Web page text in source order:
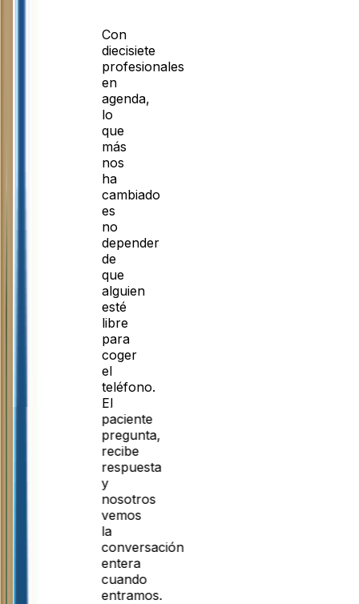
Con
diecisiete
profesionales
en
agenda,
lo
que
más
nos
ha
cambiado
es
no
depender
de
que
alguien
esté
libre
para
coger
el
teléfono.
El
paciente
pregunta,
recibe
respuesta
y
nosotros
vemos
la
conversación
entera
cuando
entramos.